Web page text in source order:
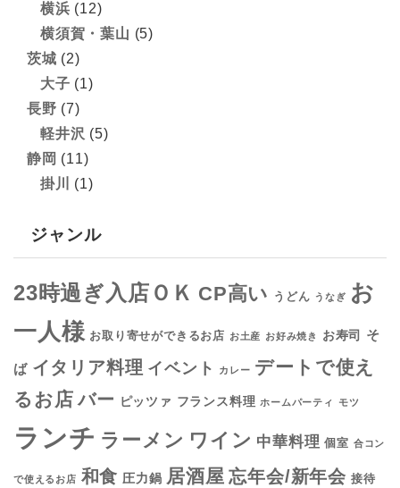
横浜 (12)
横須賀・葉山 (5)
茨城 (2)
大子 (1)
長野 (7)
軽井沢 (5)
静岡 (11)
掛川
(1)
ジャンル
23時過ぎ入店ＯＫ CP高い うどん うなぎ お
一人様 お取り寄せができるお店 お土産 お好み焼き お寿司 そ
ば イタリア料理 イベント カレー デートで使え
るお店 バー ピッツァ フランス料理 ホームパーティ モツ
ランチ ラーメン ワイン 中華料理 個室 合コン
で使えるお店 和食 圧力鍋 居酒屋 忘年会/新年会 接待